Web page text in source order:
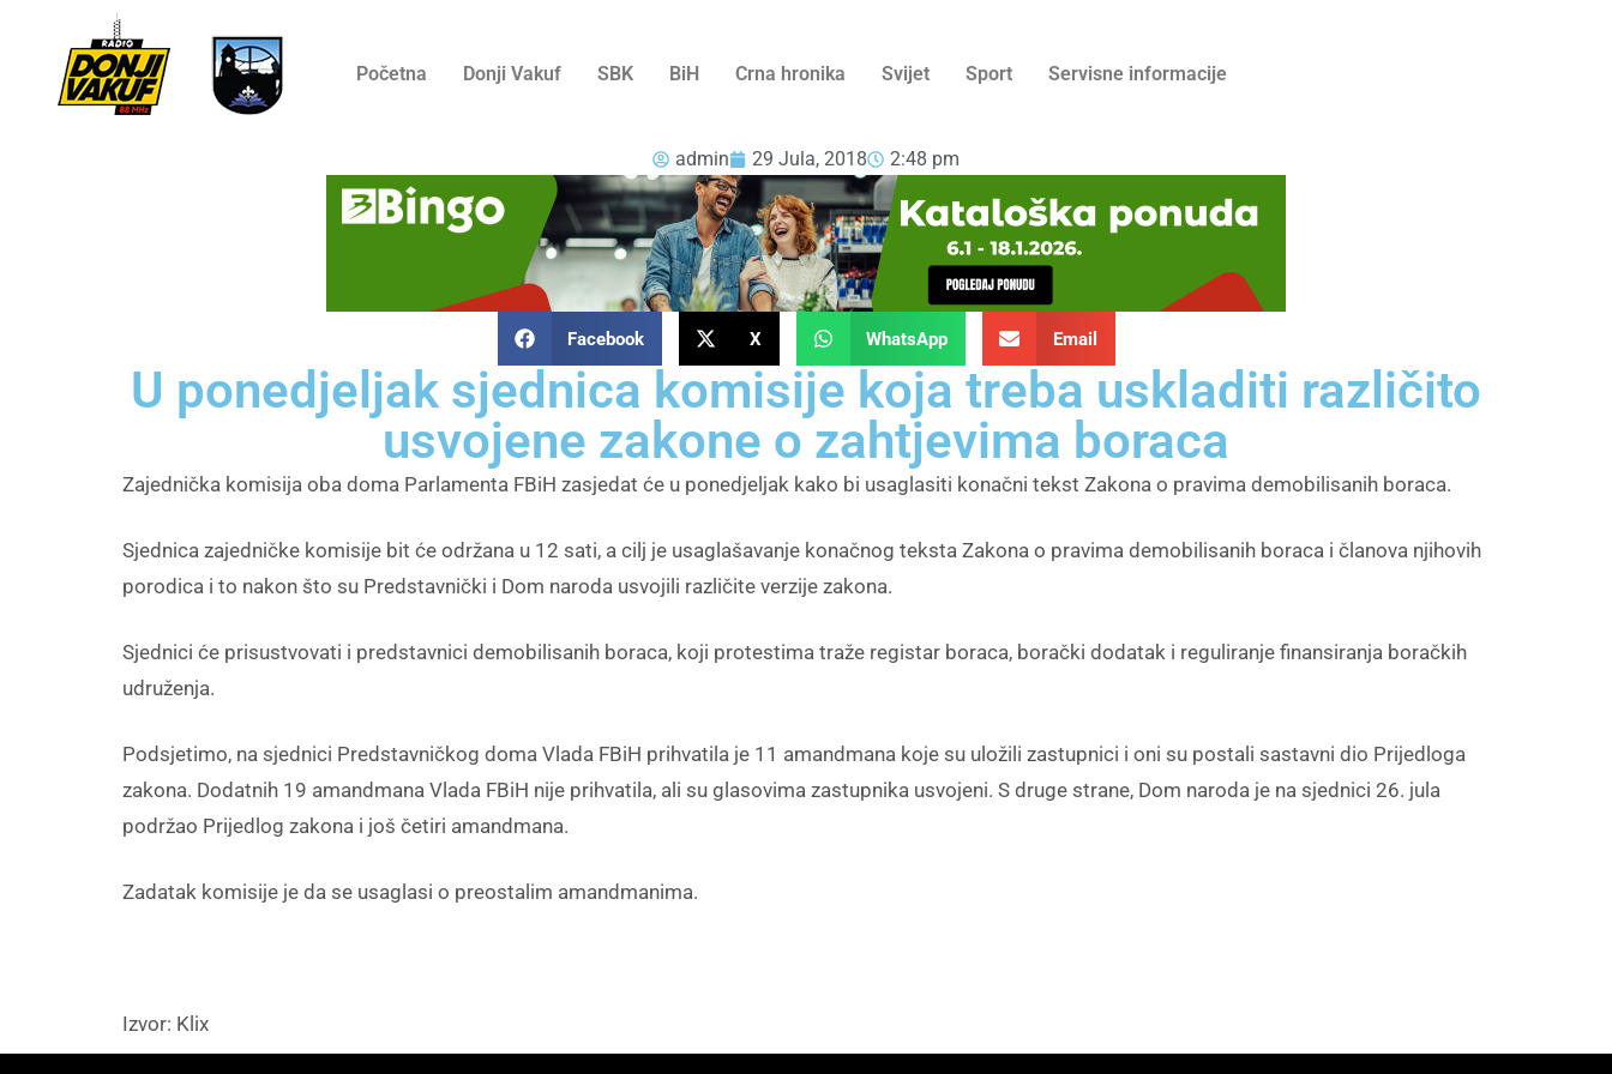
Početna Donji Vakuf SBK BiH Crna hronika Svijet Sport Servisne informacije
admin 29 Jula, 2018 2:48 pm
Facebook X WhatsApp Email
U ponedjeljak sjednica komisije koja treba uskladiti različito
usvojene zakone o zahtjevima boraca
Zajednička komisija oba doma Parlamenta FBiH zasjedat će u ponedjeljak kako bi usaglasiti konačni tekst Zakona o pravima demobilisanih boraca.
Sjednica zajedničke komisije bit će održana u 12 sati, a cilj je usaglašavanje konačnog teksta Zakona o pravima demobilisanih boraca i članova njihovih
porodica i to nakon što su Predstavnički i Dom naroda usvojili različite verzije zakona.
Sjednici će prisustvovati i predstavnici demobilisanih boraca, koji protestima traže registar boraca, borački dodatak i reguliranje finansiranja boračkih
udruženja.
Podsjetimo, na sjednici Predstavničkog doma Vlada FBiH prihvatila je 11 amandmana koje su uložili zastupnici i oni su postali sastavni dio Prijedloga
zakona. Dodatnih 19 amandmana Vlada FBiH nije prihvatila, ali su glasovima zastupnika usvojeni. S druge strane, Dom naroda je na sjednici 26. jula
podržao Prijedlog zakona i još četiri amandmana.
Zadatak komisije je da se usaglasi o preostalim amandmanima.
Izvor: Klix